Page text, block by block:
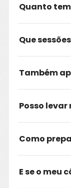
Quanto
Que
Também
Posso
Como
E se o meu